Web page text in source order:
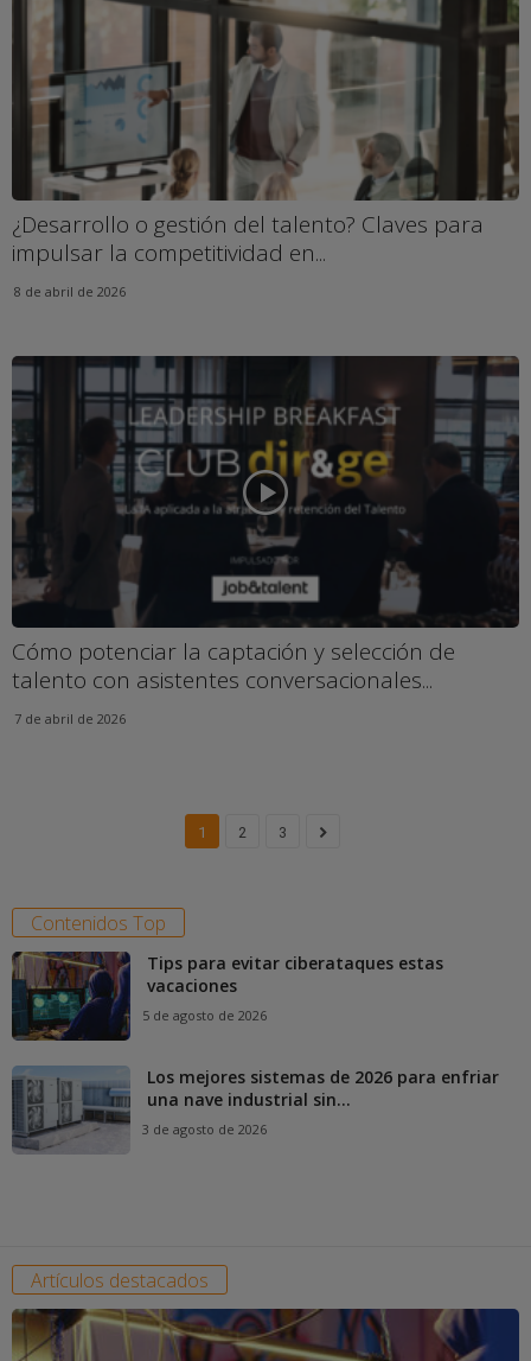
¿Desarrollo o gestión del talento? Claves para
impulsar la competitividad en...
8 de abril de 2026
Cómo potenciar la captación y selección de
talento con asistentes conversacionales...
7 de abril de 2026
1 2 3
Contenidos Top
Tips para evitar ciberataques estas
vacaciones
5 de agosto de 2026
Los mejores sistemas de 2026 para enfriar
una nave industrial sin...
3 de agosto de 2026
Artículos destacados